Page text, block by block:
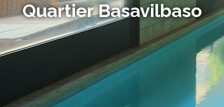
Quartier Basavilbaso